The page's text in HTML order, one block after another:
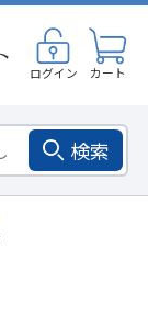
ログイン カート
検索